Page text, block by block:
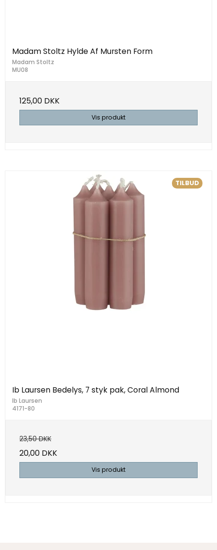
Madam Stoltz Hylde Af Mursten Form
Madam Stoltz
MU08
125,00 DKK
Vis produkt
TILBUD
Ib Laursen Bedelys, 7 styk pak, Coral Almond
Ib Laursen
4171-80
23,50 DKK
20,00 DKK
Vis produkt